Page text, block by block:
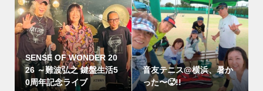
SENSE OF WONDER 20
26 ～難波弘之 鍵盤生活5
0周年記念ライブ
音友テニス@横浜、暑か
った〜🥵!!